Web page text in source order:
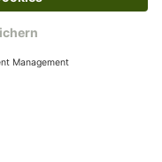
AGB
Datenschutz